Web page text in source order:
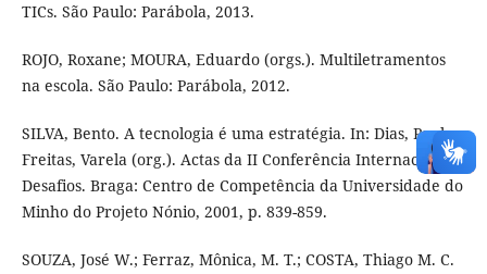
TICs. São Paulo: Parábola, 2013.
ROJO, Roxane; MOURA, Eduardo (orgs.). Multiletramentos
na escola. São Paulo: Parábola, 2012.
SILVA, Bento. A tecnologia é uma estratégia. In: Dias, Paulo;
Freitas, Varela (org.). Actas da II Conferência Internacional
Desafios. Braga: Centro de Competência da Universidade do
Minho do Projeto Nónio, 2001, p. 839-859.
SOUZA, José W.; Ferraz, Mônica, M. T.; COSTA, Thiago M. C.